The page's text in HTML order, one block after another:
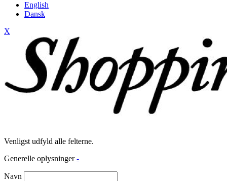
English
Dansk
X
Venligst udfyld alle felterne.
Generelle oplysninger -
Navn